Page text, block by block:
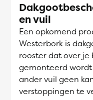
en vuil
Een opkomend
Westerbork is
rooster dat over
gemonteerd
ander vuil geen
verstoppingen te